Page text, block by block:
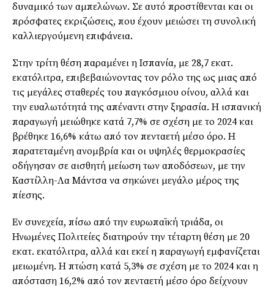
δυναμικό των αμπελώνων. Σε αυτό προστίθενται και οι
πρόσφατες εκριζώσεις, που έχουν μειώσει τη συνολική
καλλιεργούμενη επιφάνεια.
Στην τρίτη θέση παραμένει η Ισπανία, με 28,7 εκατ.
εκατόλιτρα, επιβεβαιώνοντας τον ρόλο της ως μιας από
τις μεγάλες σταθερές του παγκόσμιου οίνου, αλλά και
την ευαλωτότητά της απέναντι στην ξηρασία. Η ισπανική
παραγωγή μειώθηκε κατά 7,7% σε σχέση με το 2024 και
βρέθηκε 16,6% κάτω από τον πενταετή μέσο όρο. Η
παρατεταμένη ανομβρία και οι υψηλές θερμοκρασίες
οδήγησαν σε αισθητή μείωση των αποδόσεων, με την
Καστίλλη-Λα Μάντσα να σηκώνει μεγάλο μέρος της
πίεσης.
Εν συνεχεία, πίσω από την ευρωπαϊκή τριάδα, οι
Ηνωμένες Πολιτείες διατηρούν την τέταρτη θέση με 20
εκατ. εκατόλιτρα, αλλά και εκεί η παραγωγή εμφανίζεται
μειωμένη. Η πτώση κατά 5,3% σε σχέση με το 2024 και η
απόσταση 16,2% από τον πενταετή μέσο όρο δείχνουν